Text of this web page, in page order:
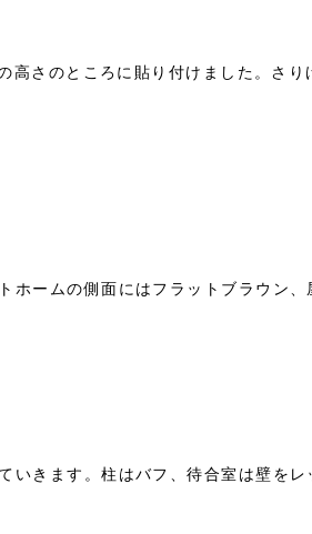
さのところに貼り付けました。さ
ームの側面にはフラットブラウン、
きます。柱はバフ、待合室は壁を